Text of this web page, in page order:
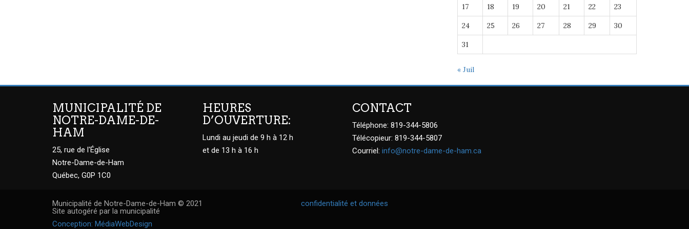
17 18 19 20 21 22 23
24 25 26 27 28 29 30
31
« Juil
MUNICIPALITÉ DE
NOTRE-DAME-DE-
HAM
25, rue de l'Église
Notre-Dame-de-Ham
Québec, G0P 1C0
HEURES
D’OUVERTURE:
Lundi au jeudi de 9 h à 12 h
et de 13 h à 16 h
CONTACT
Téléphone: 819-344-5806
Télécopieur: 819-344-5807
Courriel: info@notre-dame-de-ham.ca
Municipalité de Notre-Dame-de-Ham © 2021
Site autogéré par la municipalité
Conception: MédiaWebDesign
confidentialité et données